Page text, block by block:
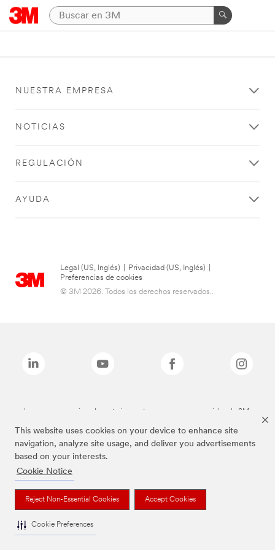
This website uses cookies on your device to enhance site
navigation, analyze site usage, and deliver you advertisements
based on your interests.
Cookie Notice
Reject Non-Essential Cookies Accept Cookies
Cookie Preferences
NUESTRA EMPRESA
NOTICIAS
REGULACIÓN
AYUDA
Legal (US, Inglés) Privacidad (US, Inglés)
Preferencias de cookies
© 3M 2026. Todos los derechos reservados..
Las marcas mencionadas anteriormente son marcas comerciales de 3M.